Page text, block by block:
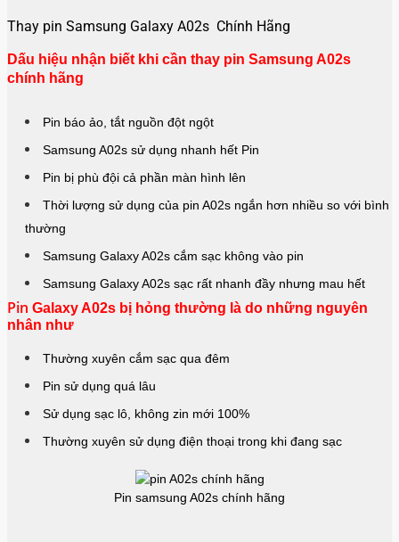
Thay pin Samsung Galaxy A02s Chính Hãng
Dấu hiệu nhận biết khi cần thay pin Samsung A02s
chính hãng
Pin báo ảo, tắt nguồn đột ngột
Samsung A02s sử dụng nhanh hết Pin
Pin bị phù đội cả phần màn hình lên
Thời lượng sử dụng của pin A02s ngắn hơn nhiều so với bình
thường
Samsung Galaxy A02s cắm sạc không vào pin
Samsung Galaxy A02s sạc rất nhanh đầy nhưng mau hết
Pin Galaxy A02s bị hỏng thường là do những nguyên
nhân như
Thường xuyên cắm sạc qua đêm
Pin sử dụng quá lâu
Sử dụng sạc lô, không zin mới 100%
Thường xuyên sử dụng điện thoại trong khi đang sạc
Pin samsung A02s chính hãng